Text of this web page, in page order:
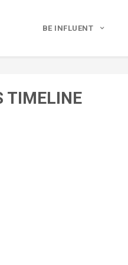
BE INFLUENT
TIMELINE